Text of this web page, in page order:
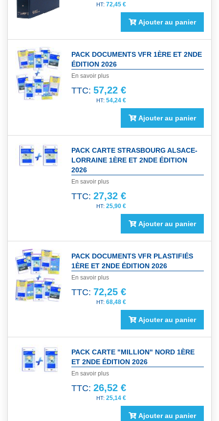
72,45 €
Ajouter au panier
PACK DOCUMENTS VFR 1ÈRE ET 2NDE
ÉDITION 2026
En savoir plus
TTC: 57,22 €
54,24 €
Ajouter au panier
PACK CARTE STRASBOURG ALSACE-
LORRAINE 1ÈRE ET 2NDE ÉDITION
2026
En savoir plus
TTC: 27,32 €
25,90 €
Ajouter au panier
PACK DOCUMENTS VFR PLASTIFIÉS
1ÈRE ET 2NDE ÉDITION 2026
En savoir plus
TTC: 72,25 €
68,48 €
Ajouter au panier
PACK CARTE "MILLION" NORD 1ÈRE
ET 2NDE ÉDITION 2026
En savoir plus
TTC: 26,52 €
25,14 €
Ajouter au panier